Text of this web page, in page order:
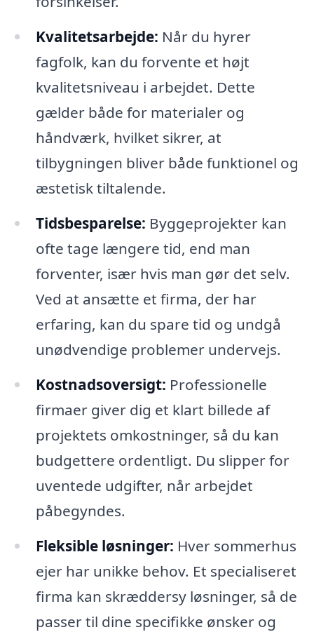
Kvalitetsarbejde: Når du hyrer
fagfolk, kan du forvente et højt
kvalitetsniveau i arbejdet. Dette
gælder både for materialer og
håndværk, hvilket sikrer, at
tilbygningen bliver både funktionel og
æstetisk tiltalende.
Tidsbesparelse: Byggeprojekter kan
ofte tage længere tid, end man
forventer, især hvis man gør det selv.
Ved at ansætte et firma, der har
erfaring, kan du spare tid og undgå
unødvendige problemer undervejs.
Kostnadsoversigt: Professionelle
firmaer giver dig et klart billede af
projektets omkostninger, så du kan
budgettere ordentligt. Du slipper for
uventede udgifter, når arbejdet
påbegyndes.
Fleksible løsninger: Hver sommerhus
ejer har unikke behov. Et specialiseret
firma kan skræddersy løsninger, så de
passer til dine specifikke ønsker og